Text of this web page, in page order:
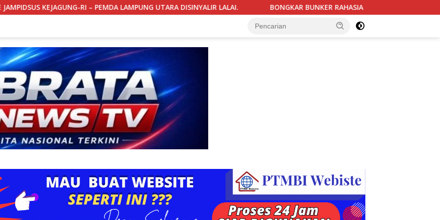
LAMPUNG UTARA DISINYALIR LALAI. BONGKAR BUNKER RAHASIA DI SEKOLAH SWASTA : 995 SENJATA-NARKOBA & VCD